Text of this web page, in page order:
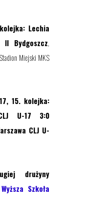
Lechia
II Bydgoszcz,
Miejski MKS
, 15. kolejka:
U-17 3:0
CLJ U-
drużyny
Wyższa Szkoła